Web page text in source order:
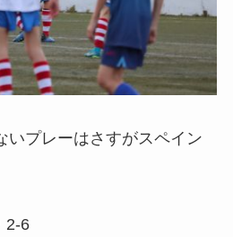
いプレーはさすがスペイン
2-6